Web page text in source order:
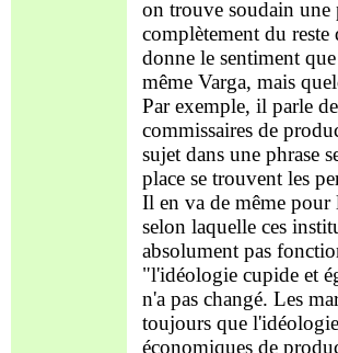
on trouve soudain une
complètement du reste
donne le sentiment
même Varga, mais
Par exemple, il parle
commissaires de
sujet dans une phrase
place se trouvent les
Il en va de même pour
selon laquelle ces
absolument pas
"l'idéologie cupide et
n'a pas changé. Les
toujours que
économiques de